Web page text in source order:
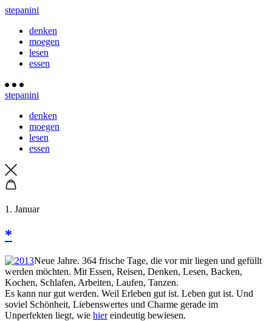
stepanini
denken
moegen
lesen
essen
stepanini
denken
moegen
lesen
essen
1. Januar
*
Neue Jahre. 364 frische Tage, die vor mir liegen und gefüllt
werden möchten. Mit Essen, Reisen, Denken, Lesen, Backen,
Kochen, Schlafen, Arbeiten, Laufen, Tanzen.
Es kann nur gut werden. Weil Erleben gut ist. Leben gut ist. Und
soviel Schönheit, Liebenswertes und Charme gerade im
Unperfekten liegt, wie hiereindeutig bewiesen.